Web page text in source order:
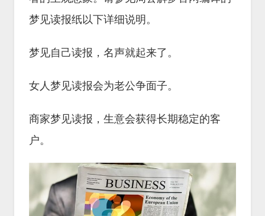
梦见读报纸以下详细说明。
梦见自己读报，名声就起来了。
女人梦见读报会为老公争面子。
商家梦见读报，生意会获得长期稳定的客
户。